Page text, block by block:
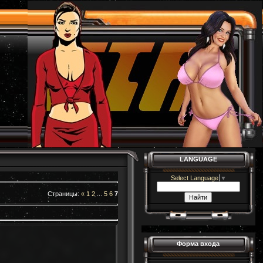
Страницы: « 1 2 ... 5 6 7
LANGUAGE
Select Language ▼
Форма входа